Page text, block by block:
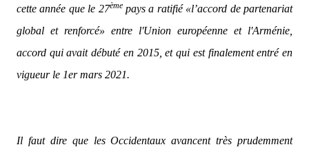
cette année que le 27èmepays a ratifié «l’accord de partenariat
global et renforcé» entre l'Union européenne et l'Arménie,
accord qui avait débuté en 2015, et qui est finalement entré en
vigueur le 1er mars 2021.
Il faut dire que les Occidentaux avancent très prudemment